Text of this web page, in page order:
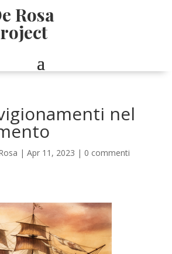
Rosa
nel
| Apr 11, 2023 | 0 commenti